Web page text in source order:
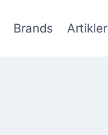
Brands Artikler